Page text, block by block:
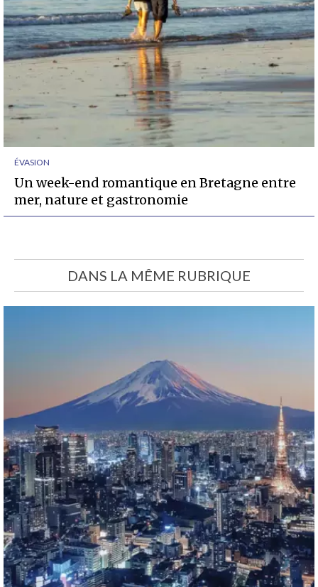
ÉVASION
Un week-end romantique en Bretagne entre
mer, nature et gastronomie
DANS LA MÊME RUBRIQUE